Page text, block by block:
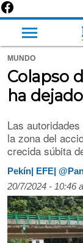
MUNDO
Colapso
ha
Las
la zona del
crecida súbita
Pekín| EFE|
20/7/2024 - 10:46